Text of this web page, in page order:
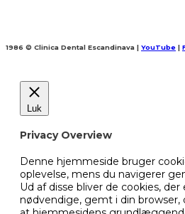
1986 © Clinica Dental Escandinava | YouTube |
Luk
Privacy Overview
Denne hjemmeside bruger
oplevelse, mens du navigerer
Ud af disse bliver de cookies,
nødvendige, gemt i din browser,